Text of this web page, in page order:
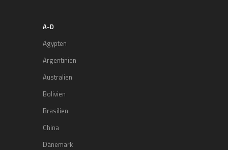
A-D
Ägypten
Argentinien
Australien
Bolivien
Brasilien
China
Dänemark